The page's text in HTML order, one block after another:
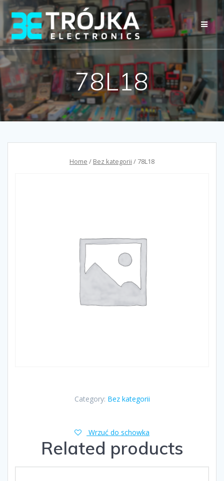
Przejdź
do
treści
78L18
Home / Bez kategorii / 78L18
Category: Bez kategorii
Wrzuć do schowka
Related products